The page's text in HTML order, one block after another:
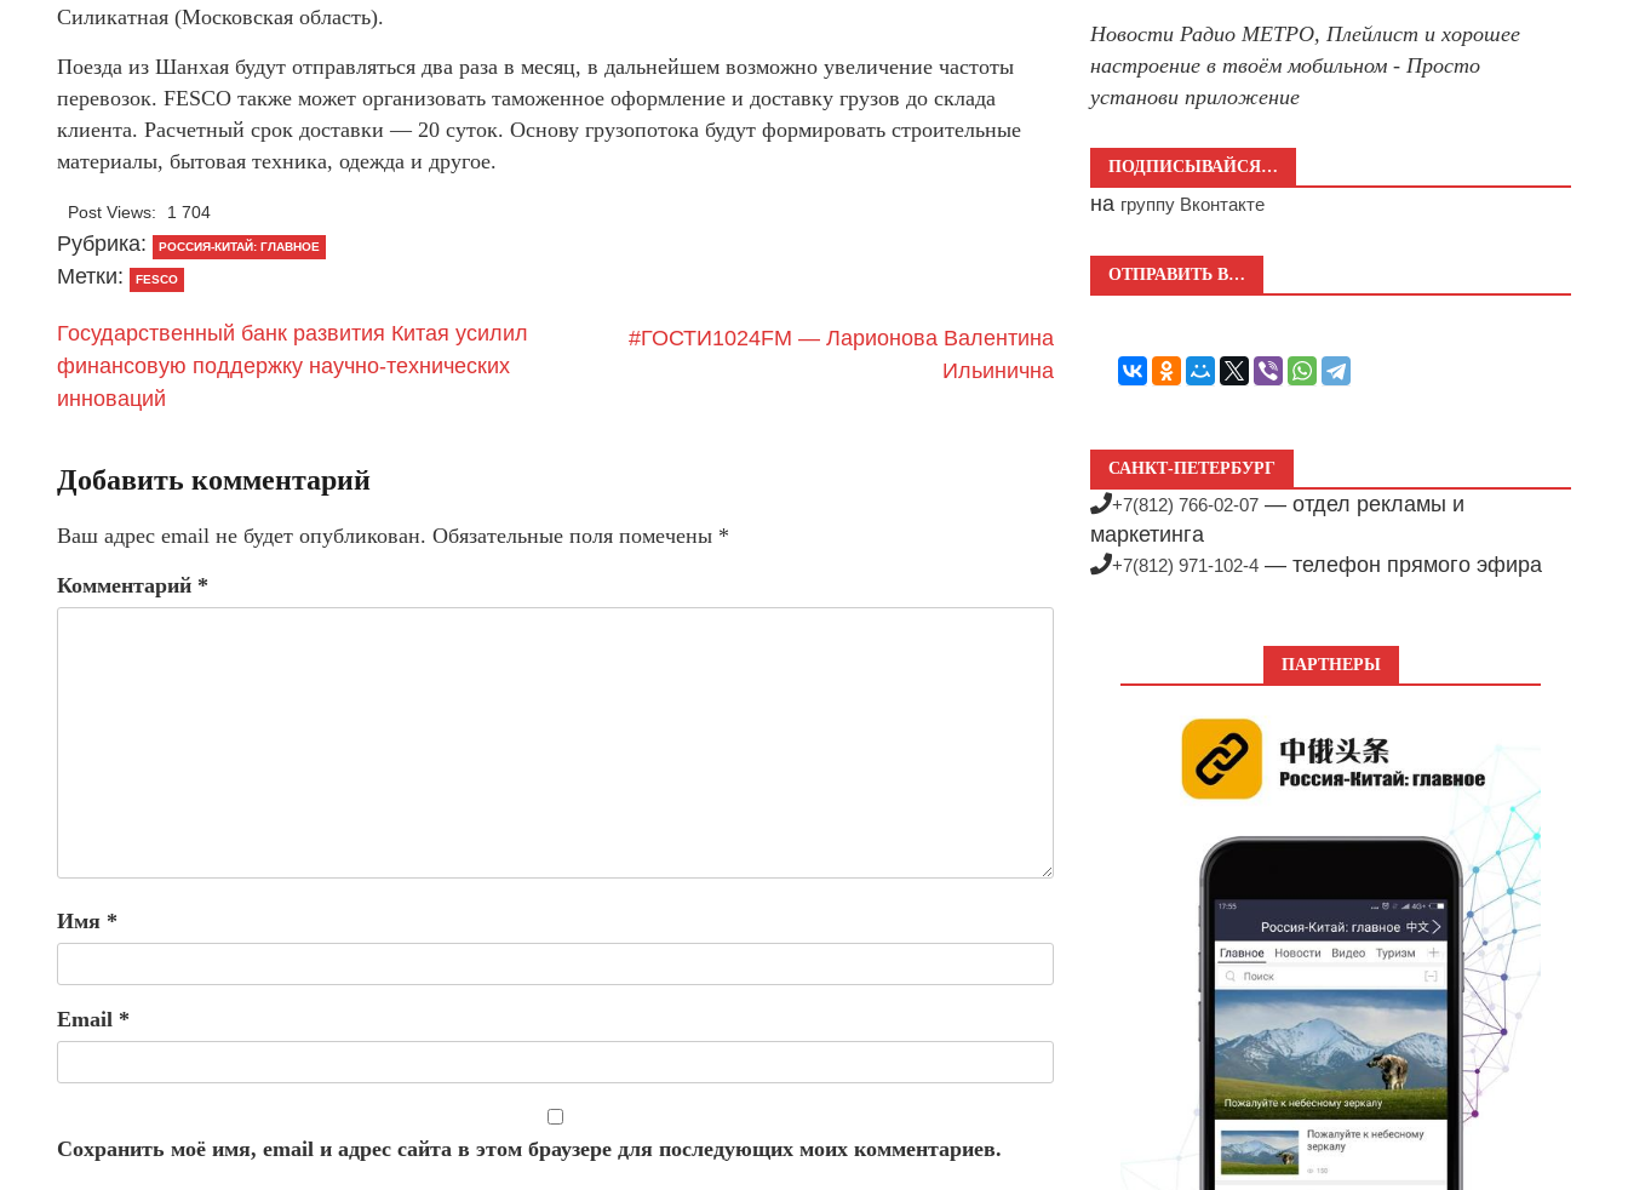
Силикатная (Московская область).
Поезда из Шанхая будут отправляться два раза в месяц, в дальнейшем возможно увеличение частоты
перевозок. FESCO также может организовать таможенное оформление и доставку грузов до склада
клиента. Расчетный срок доставки — 20 суток. Основу грузопотока будут формировать строительные
материалы, бытовая техника, одежда и другое.
Post Views: 1 704
Рубрика: РОССИЯ-КИТАЙ: ГЛАВНОЕ
Метки: FESCO
Государственный банк развития Китая усилил
финансовую поддержку научно-технических
инноваций
# ГОСТИ1024FM — Ларионова Валентина
Ильинична
Добавить комментарий
Ваш адрес email не будет опубликован. Обязательные поля помечены *
Комментарий *
Имя *
Email *
Сохранить моё имя, email и адрес сайта в этом браузере для последующих моих комментариев.
Новости Радио МЕТРО, Плейлист и хорошее
настроение в твоём мобильном - Просто
установи приложение
ПОДПИСЫВАЙСЯ…
на группу Вконтакте
ОТПРАВИТЬ В…
САНКТ-ПЕТЕРБУРГ
+7(812) 766-02-07 — отдел рекламы и
маркетинга
+7(812) 971-102-4 — телефон прямого эфира
ПАРТНЕРЫ